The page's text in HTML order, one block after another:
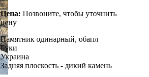
Цена: Позвоните, чтобы уточнить
цену
Памятник одинарный, обапл
Буки
Украина
Задняя плоскость - дикий камень